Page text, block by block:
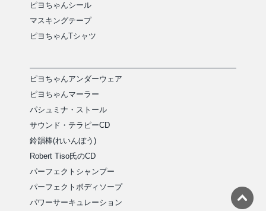
ピヨちゃんシール
マスキングテープ
ピヨちゃんTシャツ
ピヨちゃんアンダーウェア
ピヨちゃんマーラー
パシュミナ・ストール
サウンド・テラピーCD
鈴韻棒(れいんぼう)
Robert Tiso氏のCD
パーフェクトシャンプー
パーフェクトボディソープ
パワーサーキュレーション